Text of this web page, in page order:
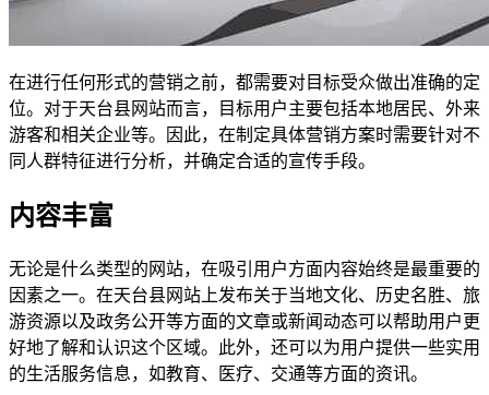
在进行任何形式的营销之前，都需要对目标受众做出准确的定
位。对于天台县网站而言，目标用户主要包括本地居民、外来
游客和相关企业等。因此，在制定具体营销方案时需要针对不
同人群特征进行分析，并确定合适的宣传手段。
内容丰富
无论是什么类型的网站，在吸引用户方面内容始终是最重要的
因素之一。在天台县网站上发布关于当地文化、历史名胜、旅
游资源以及政务公开等方面的文章或新闻动态可以帮助用户更
好地了解和认识这个区域。此外，还可以为用户提供一些实用
的生活服务信息，如教育、医疗、交通等方面的资讯。